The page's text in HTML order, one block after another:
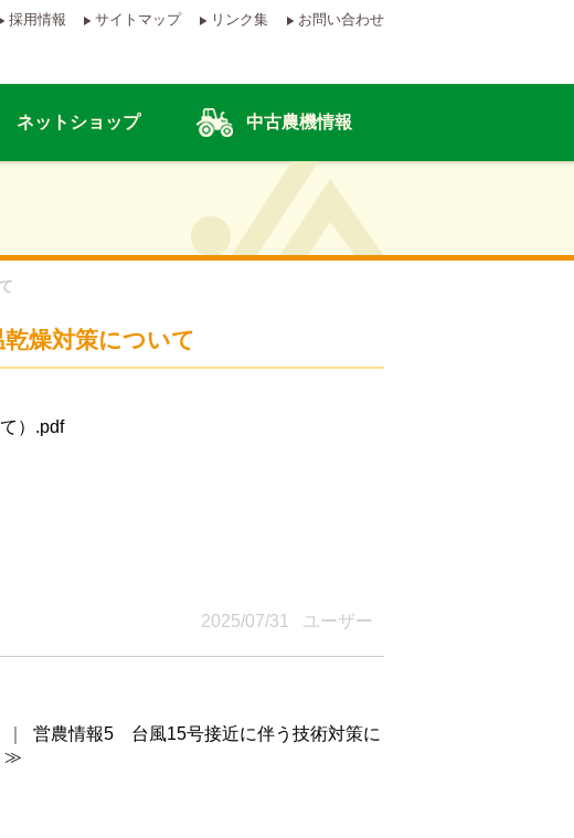
採用情報 サイトマップ リンク集 お問い合わせ
ネットショップ 中古農機情報
燥対策について
）.pdf
2025/07/31 ユーザー
営農情報5 台風15号接近に伴う技術対策に
≫